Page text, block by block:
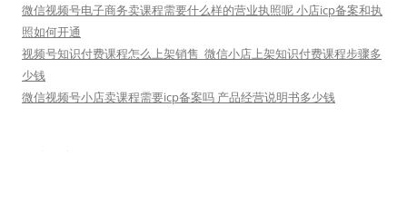
微信视频号电子商务卖课程需要什么样的营业执照呢 小店icp备案和执
照如何开通
视频号知识付费课程怎么上架销售_微信小店上架知识付费课程步骤多
少钱
微信视频号小店卖课程需要icp备案吗 产品经营说明书多少钱
友情链接